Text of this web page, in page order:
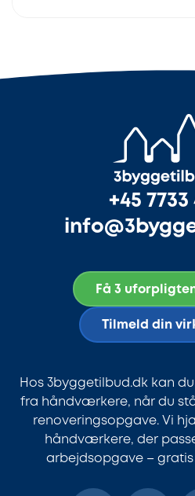
+45
Få 3
Tilmeld din
Hos 3byggetilbud.dk kan
fra håndværkere, når du
renoveringsopgave. Vi
håndværkere, der
arbejdsopgave –